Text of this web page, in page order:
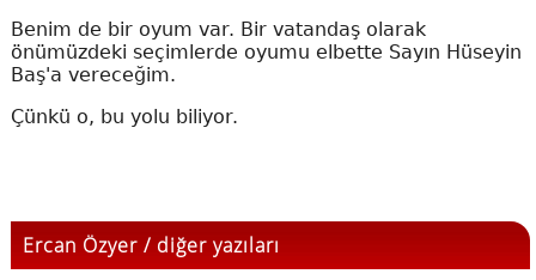
Benim de bir oyum var. Bir vatandaş olarak
önümüzdeki seçimlerde oyumu elbette Sayın Hüseyin
Baş'a vereceğim.
Çünkü o, bu yolu biliyor.
Ercan Özyer / diğer yazıları